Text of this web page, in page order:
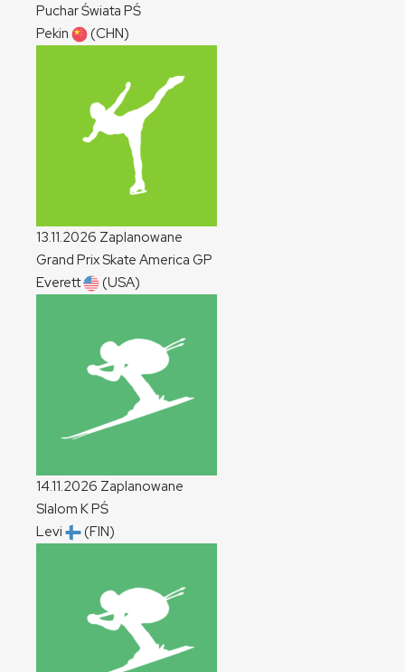
Puchar Świata PŚ
Pekin
(CHN)
13.11.2026 Zaplanowane
Grand Prix Skate America GP
Everett
(USA)
14.11.2026 Zaplanowane
Slalom KPŚ
Levi
(FIN)